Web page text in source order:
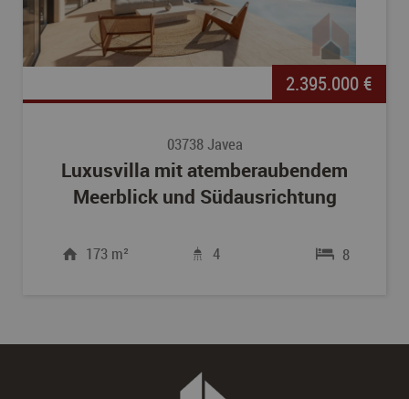
2.395.000 €
03738 Javea
Luxusvilla mit atemberaubendem
Meerblick und Südausrichtung
173 m² 8
4